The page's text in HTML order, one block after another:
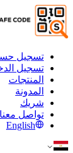
تسجيل
تسجيل
المنتجات
المدونة
شريك
تواصل معنا
English